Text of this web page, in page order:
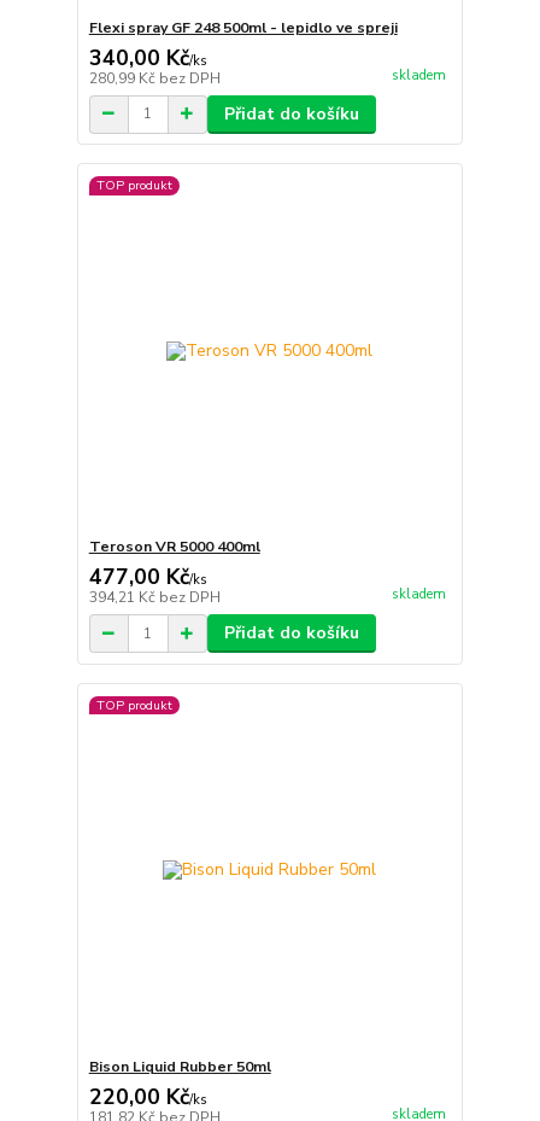
Flexi spray GF 248 500ml - lepidlo ve spreji
340,00 Kč/ks
280,99 Kč bez DPH skladem
Přidat do košíku
TOP produkt
Teroson VR 5000 400ml
477,00 Kč/ks
394,21 Kč bez DPH skladem
Přidat do košíku
TOP produkt
Bison Liquid Rubber 50ml
220,00 Kč/ks
181,82 Kč bez DPH skladem